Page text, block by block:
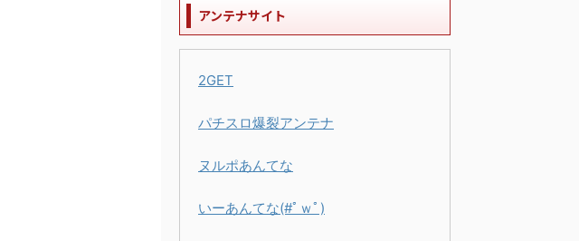
アンテナサイト
2GET
パチスロ爆裂アンテナ
ヌルポあんてな
いーあんてな(#ﾟｗﾟ)